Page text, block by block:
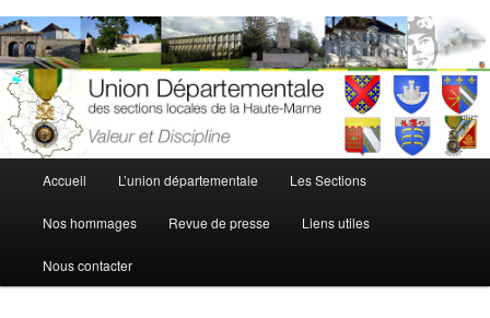
principal
Accueil L’union départementale Les Sections
Nos hommages Revue de presse Liens utiles
Nous contacter